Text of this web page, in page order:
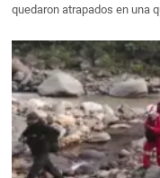
quedaron atrapados en una